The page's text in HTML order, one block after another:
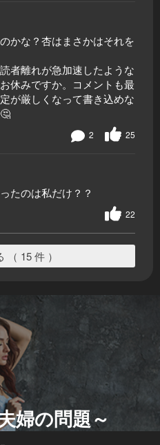
かな？杏はまさかはそれを
者離れが急加速したような
休みですか。コメントも最
が厳しくなって書き込めな
🤔
25
2
たのは私だけ？？
22
（ 15 件 ）
婦の問題～